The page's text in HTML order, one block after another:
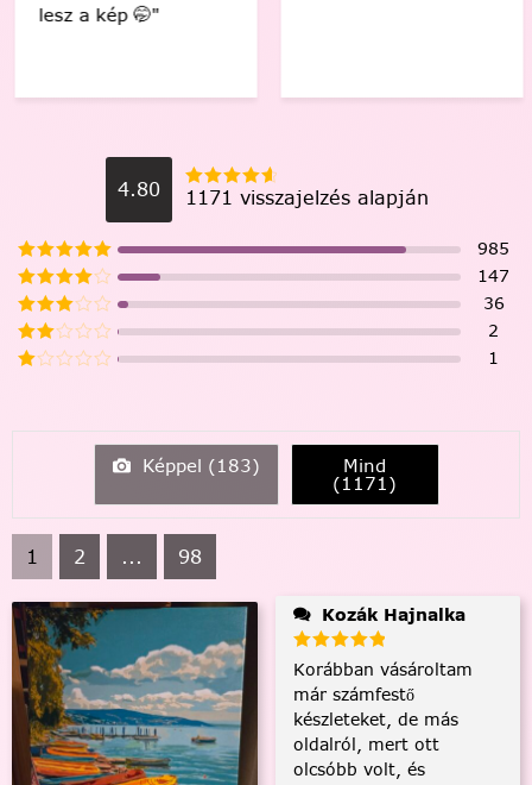
lesz a kép 🤭"
4.80 1171 visszajelzés alapján
985
147
36
2
1
Képpel (183) Mind
(1171)
1 2 ... 98
Kozák Hajnalka
Korábban vásároltam
már számfestő
készleteket, de más
oldalról, mert ott
olcsóbb volt, és